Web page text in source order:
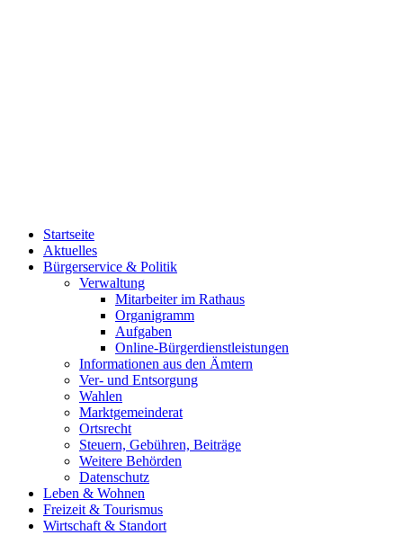
Startseite
Aktuelles
Bürgerservice & Politik
Verwaltung
Mitarbeiter im Rathaus
Organigramm
Aufgaben
Online-Bürgerdienstleistungen
Informationen aus den Ämtern
Ver- und Entsorgung
Wahlen
Marktgemeinderat
Ortsrecht
Steuern, Gebühren, Beiträge
Weitere Behörden
Datenschutz
Leben & Wohnen
Freizeit & Tourismus
Wirtschaft & Standort